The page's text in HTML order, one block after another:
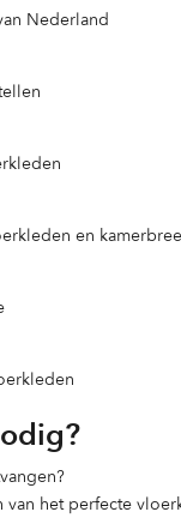
Nederland
en
het perfecte